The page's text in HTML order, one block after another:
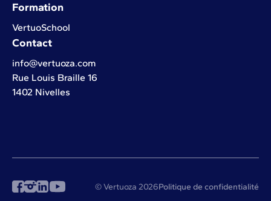
Formation
VertuoSchool
Contact
info@vertuoza.com
Rue Louis Braille 16
1402 Nivelles
© Vertuoza 2026Politique de confidentialité